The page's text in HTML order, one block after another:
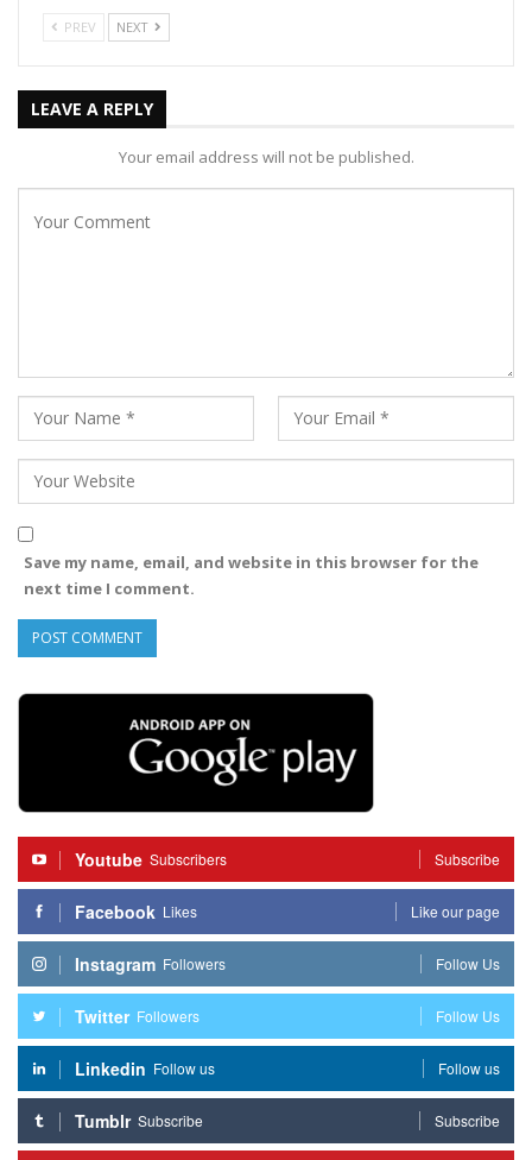
PREV NEXT
LEAVE A REPLY
Your email address will not be published.
Save my name, email, and website in this browser for the
next time I comment.
Youtube Subscribers Subscribe
Facebook Likes Like our page
Instagram Followers Follow Us
Twitter Followers Follow Us
Linkedin Follow us Follow us
Tumblr Subscribe Subscribe